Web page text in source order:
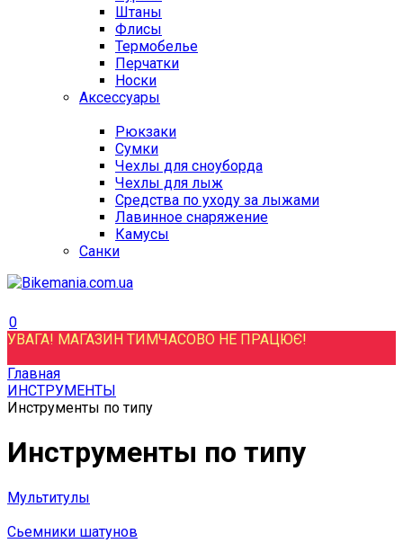
Штаны
Флисы
Термобелье
Перчатки
Носки
Аксессуары
Рюкзаки
Сумки
Чехлы для сноуборда
Чехлы для лыж
Средства по уходу за лыжами
Лавинное снаряжение
Камусы
Санки
0
УВАГА! МАГАЗИН ТИМЧАСОВО НЕ ПРАЦЮЄ!
Главная
ИНСТРУМЕНТЫ
Инструменты по типу
Инструменты по типу
Мультитулы
Сьемники шатунов